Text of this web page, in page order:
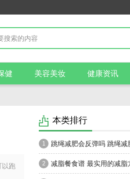
健 美容美妆 健康资讯
以跑
本类排行
1 跳绳减肥会反弹吗 跳绳减
2 减脂餐食谱 最实用的减脂